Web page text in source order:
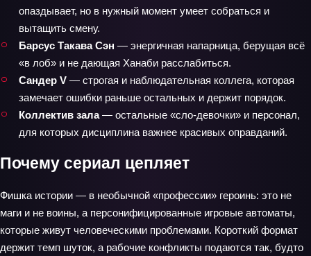
опаздывает, но в нужный момент умеет собраться и
вытащить смену.
Барсус Такава Сэн — энергичная напарница, берущая всё
«в лоб» и не дающая Ханаби расслабиться.
Сандер V — строгая и наблюдательная коллега, которая
замечает ошибки раньше остальных и держит порядок.
Коллектив зала— остальные «сло‑девочки» и персонал,
для которых дисциплина важнее красивых оправданий.
Почему сериал цепляет
Фишка истории — в необычной «профессии» героинь: это не
маги и не воины, а персонифицированные игровые автоматы,
которые живут человеческими проблемами. Короткий формат
держит темп шуток, а рабочие конфликты подаются так, будто